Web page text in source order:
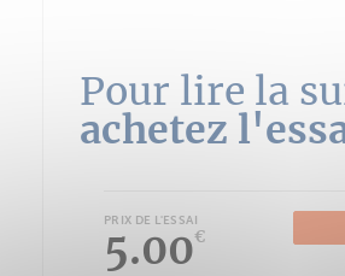
Pour lire la
achetez
PRIX DE L'ESSAI
5.00€